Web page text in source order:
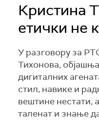
Кристина
етички не
У разговору за
Тихонова,
дигиталних
стил, навике и
вештине нестати,
таленат и знање